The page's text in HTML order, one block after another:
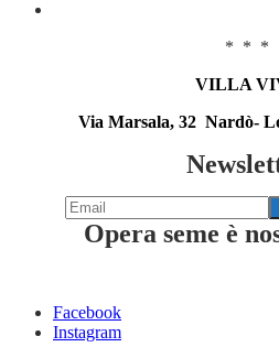
* * *
VILLA
Via Marsala, 32 Nardò-
Opera seme è
Facebook
Instagram